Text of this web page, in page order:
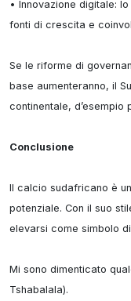
• Innovazione digitale:
fonti di crescita e
Se le riforme di
base aumenteranno, il
continentale, d’esempio
Conclusione
Il calcio sudafricano è
potenziale. Con il suo
elevarsi come simbolo
Mi sono dimenticato
Tshabalala).